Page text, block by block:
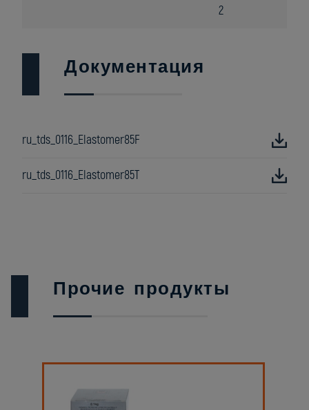
2
Документация
ru_tds_0116_Elastomer85F
ru_tds_0116_Elastomer85T
Прочие продукты